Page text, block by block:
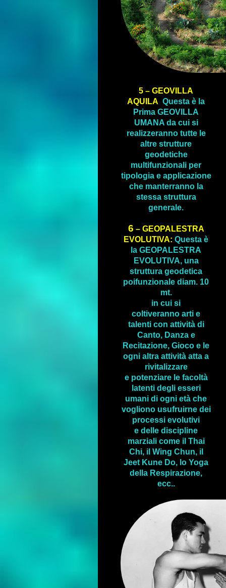
5 – GEOVILLA
AQUILA Questa è la
Prima GEOVILLA
UMANA da cui si
realizzeranno tutte le
altre strutture
geodetiche
multifunzionali per
tipologia e applicazione
che manterranno la
stessa struttura
generale.
6 – GEOPALESTRA
EVOLUTIVA: Questa è
la GEOPALESTRA
EVOLUTIVA, una
struttura geodetica
poifunzionale diam. 10
mt.
in cui si
coltiveranno arti e
talenti con attività di
Canto, Danza e
Recitazione, Gioco e le
ogni altra attività atta a
rivitalizzare
e potenziare le facoltà
latenti degli esseri
umani di ogni età che
vogliono usufruirne dei
processi evolutivi
e delle discipline
marziali come il Thai
Chi, il Wing Chun, il
Jeet Kune Do, lo Yoga
della Respirazione,
ecc..